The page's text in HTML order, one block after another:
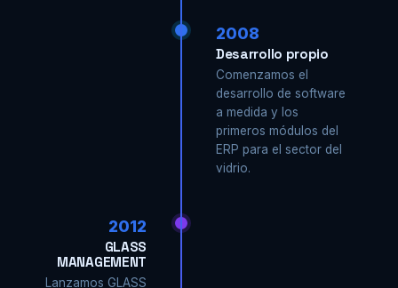
2008
Desarrollo propio
Comenzamos el
desarrollo de software
a medida y los
primeros módulos del
ERP para el sector del
vidrio.
2012
GLASS
MANAGEMENT
Lanzamos GLASS